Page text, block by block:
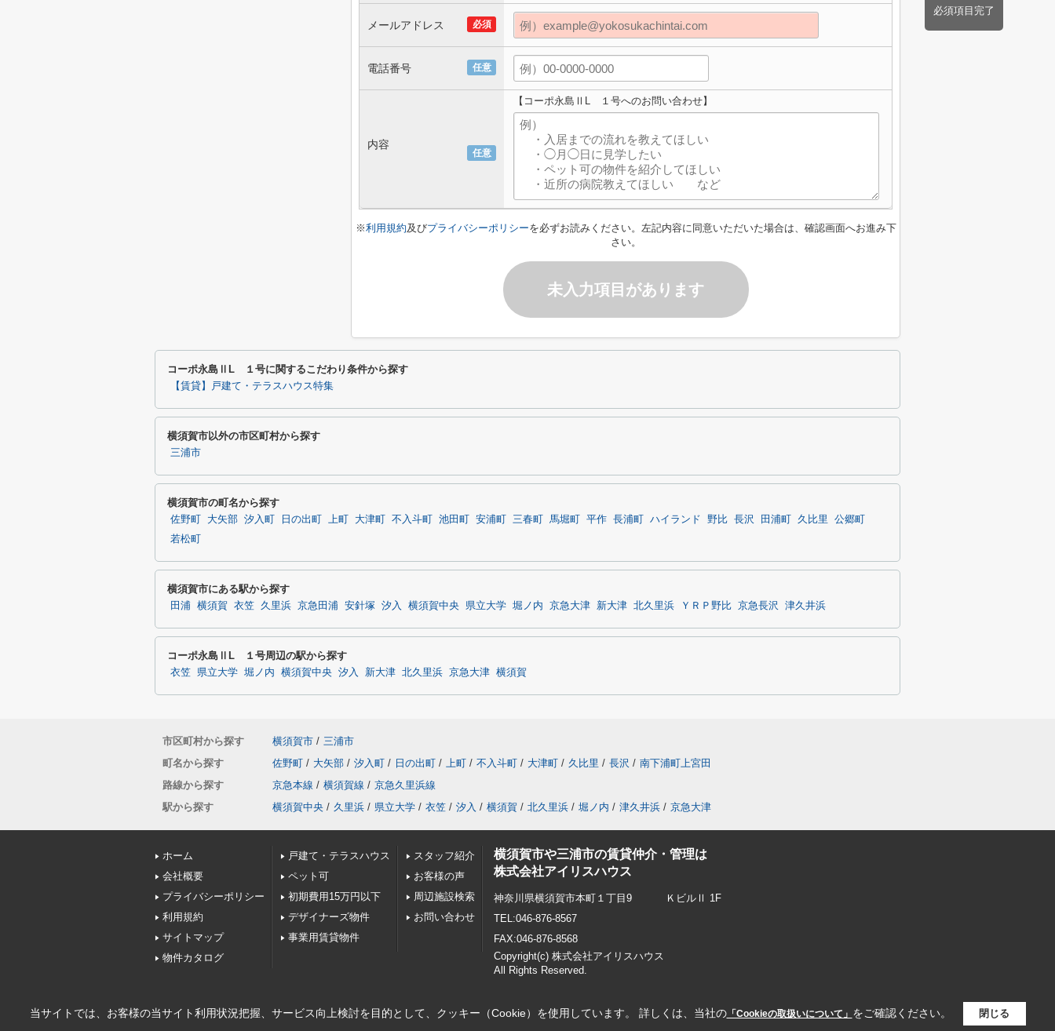
必須項目完了
必須
メールアドレス
任意
電話番号
任意
内容
【コーポ永島ⅡL １号へのお問い合わせ】
※利用規約及びプライバシーポリシーを必ずお読みください。左記内容に同意いただいた場合は、確認画面へお進み下
さい。
未入力項目があります
コーポ永島ⅡL １号に関するこだわり条件から探す
【賃貸】戸建て・テラスハウス特集
横須賀市以外の市区町村から探す
三浦市
横須賀市の町名から探す
佐野町 大矢部 汐入町 日の出町 上町 大津町 不入斗町 池田町 安浦町 三春町 馬堀町 平作 長浦町 ハイランド 野比 長沢 田浦町 久比里
公郷町
若松町
横須賀市にある駅から探す
田浦 横須賀 衣笠 久里浜 京急田浦 安針塚 汐入 横須賀中央 県立大学 堀ノ内 京急大津 新大津 北久里浜 ＹＲＰ野比 京急長沢 津久井浜
コーポ永島ⅡL １号周辺の駅から探す
衣笠 県立大学 堀ノ内 横須賀中央 汐入 新大津 北久里浜 京急大津 横須賀
市区町村から探す 横須賀市 / 三浦市
町名から探す
佐野町 / 大矢部 / 汐入町 / 日の出町 / 上町 / 不入斗町 / 大津町 / 久比里 / 長沢 / 南下浦町上宮田
路線から探す
京急本線 / 横須賀線 / 京急久里浜線
駅から探す
横須賀中央 / 久里浜 / 県立大学 / 衣笠 / 汐入 / 横須賀 / 北久里浜 / 堀ノ内 / 津久井浜 / 京急大津
ホーム
会社概要
プライバシーポリシー
利用規約
サイトマップ
物件カタログ
戸建て・テラスハウス
ペット可
初期費用15万円以下
デザイナーズ物件
事業用賃貸物件
スタッフ紹介
お客様の声
周辺施設検索
お問い合わせ
横須賀市や三浦市の賃貸仲介・管理は
株式会社アイリスハウス
神奈川県横須賀市本町１丁目9 ＫビルⅡ 1F
TEL:046-876-8567
FAX:046-876-8568
Copyright(c) 株式会社アイリスハウス
All Rights Reserved.
当サイトでは、お客様の当サイト利用状況把握、サービス向上検討を目的として、クッキー（Cookie）を使用しています。 詳しくは、当社の「Cookieの取扱いについて」 をご確認ください。 閉じる